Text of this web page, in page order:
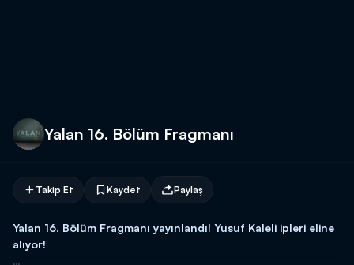
Yalan 16. Bölüm Fragmanı
Takip Et Kaydet Paylaş
Yalan 16. Bölüm Fragmanı yayınlandı! Yusuf Kaleli ipleri eline
alıyor!